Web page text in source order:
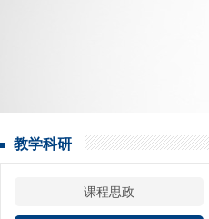
教学科研
课程思政